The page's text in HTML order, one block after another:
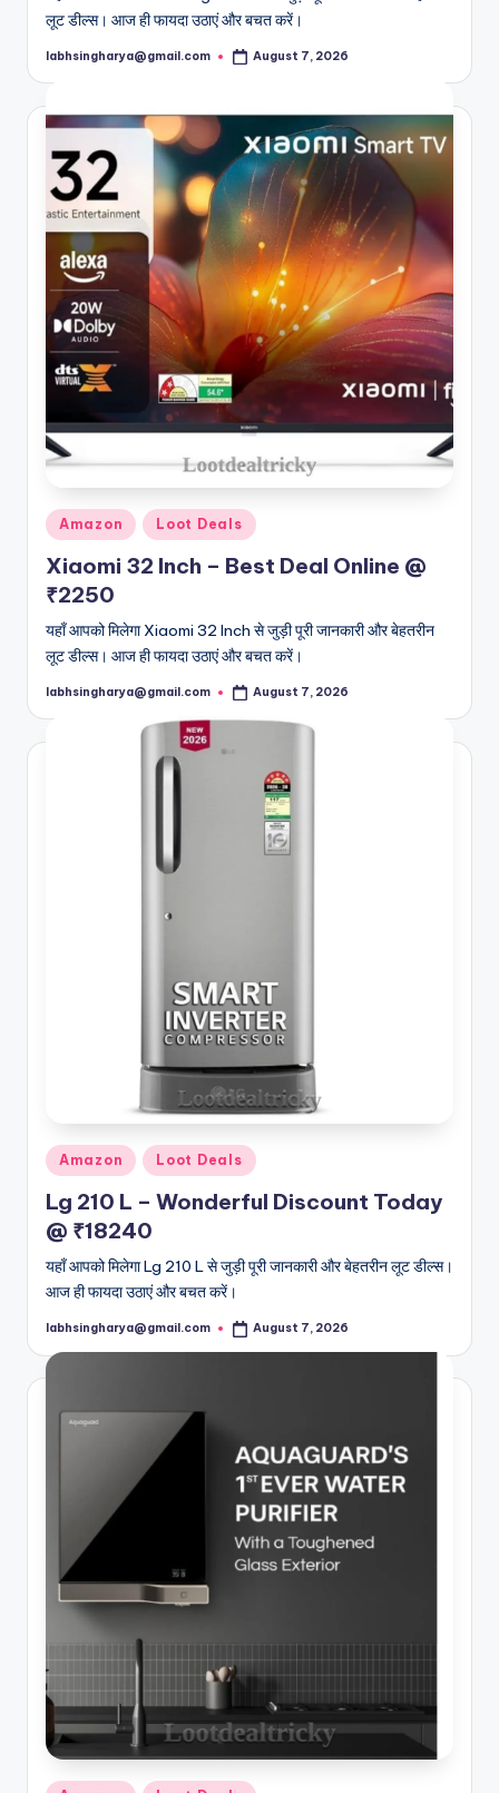
लूट डील्स। आज ही फायदा उठाएं और बचत करें।
Posted
labhsingharya@gmail.com August 7, 2026
Posted
in
Amazon Loot Deals
Xiaomi 32 Inch – Best Deal Online @
₹2250
यहाँ आपको मिलेगा Xiaomi 32 Inch से जुड़ी पूरी जानकारी और बेहतरीन
लूट डील्स। आज ही फायदा उठाएं और बचत करें।
Posted
labhsingharya@gmail.com August 7, 2026
Posted
in
Amazon Loot Deals
Lg 210 L – Wonderful Discount Today
@ ₹18240
यहाँ आपको मिलेगा Lg 210 L से जुड़ी पूरी जानकारी और बेहतरीन लूट डील्स।
आज ही फायदा उठाएं और बचत करें।
Posted
labhsingharya@gmail.com August 7, 2026